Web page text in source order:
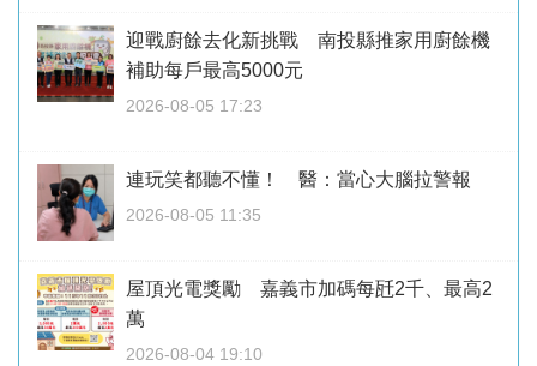
迎戰廚餘去化新挑戰 南投縣推家用廚餘機
補助每戶最高5000元
2026-08-05 17:23
連玩笑都聽不懂！ 醫：當心大腦拉警報
2026-08-05 11:35
屋頂光電獎勵 嘉義市加碼每瓩2千、最高2
萬
2026-08-04 19:10